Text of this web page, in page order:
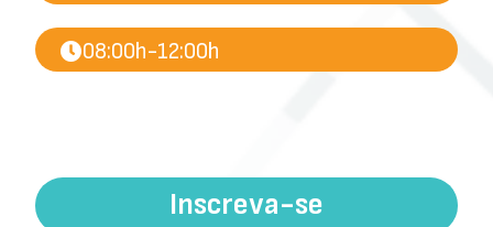
08:00h-12:00h
Inscreva-se